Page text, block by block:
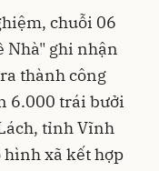
chuỗi 06
Nhà" ghi nhận
thành công
6.000 trái bưởi
tỉnh Vĩnh
hình xã kết hợp